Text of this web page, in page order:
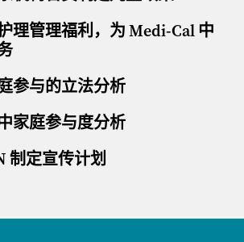
理管理福利，为 Medi-Cal 中
参与的立法分析
家庭参与度分析
制定宣传计划